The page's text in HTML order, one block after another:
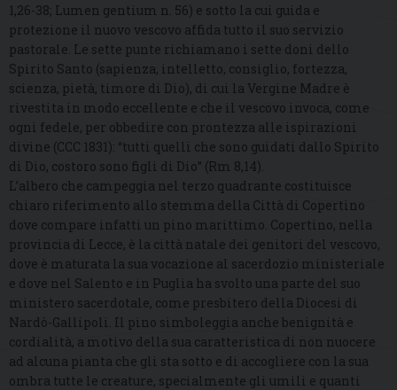
1,26-38; Lumen gentium n. 56) e sotto la cui guida e
protezione il nuovo vescovo affida tutto il suo servizio
pastorale. Le sette punte richiamano i sette doni dello
Spirito Santo (sapienza, intelletto, consiglio, fortezza,
scienza, pietà, timore di Dio), di cui la Vergine Madre è
rivestita in modo eccellente e che il vescovo invoca, come
ogni fedele, per obbedire con prontezza alle ispirazioni
divine (CCC 1831): “tutti quelli che sono guidati dallo Spirito
di Dio, costoro sono figli di Dio” (Rm 8,14).
L’albero che campeggia nel terzo quadrante costituisce
chiaro riferimento allo stemma della Città di Copertino
dove compare infatti un pino marittimo. Copertino, nella
provincia di Lecce, è la città natale dei genitori del vescovo,
dove è maturata la sua vocazione al sacerdozio ministeriale
e dove nel Salento e in Puglia ha svolto una parte del suo
ministero sacerdotale, come presbitero della Diocesi di
Nardò-Gallipoli. Il pino simboleggia anche benignità e
cordialità, a motivo della sua caratteristica di non nuocere
ad alcuna pianta che gli sta sotto e di accogliere con la sua
ombra tutte le creature, specialmente gli umili e quanti